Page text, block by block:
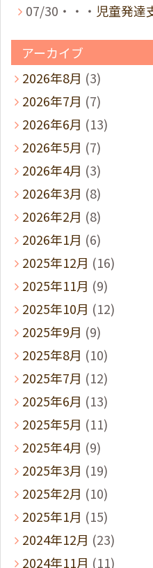
07/30・・・ 児童発達
アーカイブ
2026年8月 (3)
2026年7月 (7)
2026年6月 (13)
2026年5月 (7)
2026年4月 (3)
2026年3月 (8)
2026年2月 (8)
2026年1月 (6)
2025年12月 (16)
2025年11月 (9)
2025年10月 (12)
2025年9月 (9)
2025年8月 (10)
2025年7月 (12)
2025年6月 (13)
2025年5月 (11)
2025年4月 (9)
2025年3月 (19)
2025年2月 (10)
2025年1月 (15)
2024年12月 (23)
2024年11月 (11)